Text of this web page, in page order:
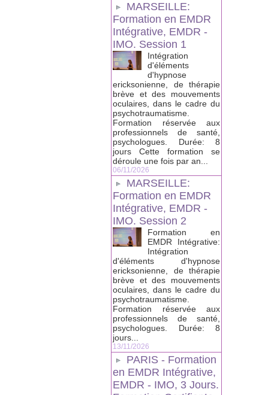
MARSEILLE:
Formation en EMDR
Intégrative, EMDR -
IMO. Session 1
Intégration
d'éléments
d'hypnose
ericksonienne, de thérapie
brève et des mouvements
oculaires, dans le cadre du
psychotraumatisme.
Formation réservée aux
professionnels de santé,
psychologues. Durée: 8
jours Cette formation se
déroule une fois par an...
06/11/2026
MARSEILLE:
Formation en EMDR
Intégrative, EMDR -
IMO. Session 2
Formation en
EMDR Intégrative:
Intégration
d'éléments d'hypnose
ericksonienne, de thérapie
brève et des mouvements
oculaires, dans le cadre du
psychotraumatisme.
Formation réservée aux
professionnels de santé,
psychologues. Durée: 8
jours...
13/11/2026
PARIS - Formation
en EMDR Intégrative,
EMDR - IMO, 3 Jours.